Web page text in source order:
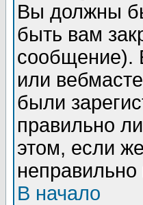
Вы должны
быть вам
сообщение).
или
были
правильно
этом, если
В начало